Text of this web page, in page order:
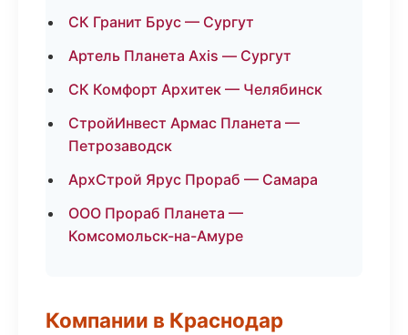
СК Гранит Брус — Сургут
Артель Планета Axis — Сургут
СК Комфорт Архитек — Челябинск
СтройИнвест Армас Планета —
Петрозаводск
АрхСтрой Ярус Прораб — Самара
ООО Прораб Планета —
Комсомольск-на-Амуре
Компании в Краснодар